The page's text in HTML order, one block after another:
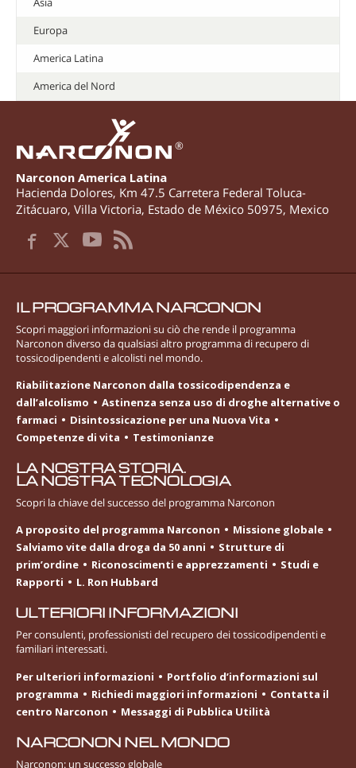
Europa
America Latina
America del Nord
®
Narconon America Latina
Hacienda Dolores, Km 47.5 Carretera Federal Toluca-
Zitácuaro, Villa Victoria, Estado de México 50975, Mexico
IL PROGRAMMA NARCONON
Scopri maggiori informazioni su ciò che rende il programma
Narconon diverso da qualsiasi altro programma di recupero di
tossicodipendenti e alcolisti nel mondo.
Riabilitazione Narconon dalla tossicodipendenza e
dall’alcolismo
Astinenza senza uso di droghe alternative o
farmaci
Disintossicazione per una Nuova Vita
Competenze di vita
Testimonianze
LA NOSTRA STORIA.
LA NOSTRA TECNOLOGIA
Scopri la chiave del successo del programma Narconon
A proposito del programma Narconon
Missione globale
Salviamo vite dalla droga da 50 anni
Strutture di
prim’ordine
Riconoscimenti e apprezzamenti
Studi e
Rapporti
L. Ron Hubbard
ULTERIORI INFORMAZIONI
Per consulenti, professionisti del recupero dei tossicodipendenti e
familiari interessati.
Per ulteriori informazioni
Portfolio d’informazioni sul
programma
Richiedi maggiori informazioni
Contatta il
centro Narconon
Messaggi di Pubblica Utilità
NARCONON NEL MONDO
Narconon: un successo globale